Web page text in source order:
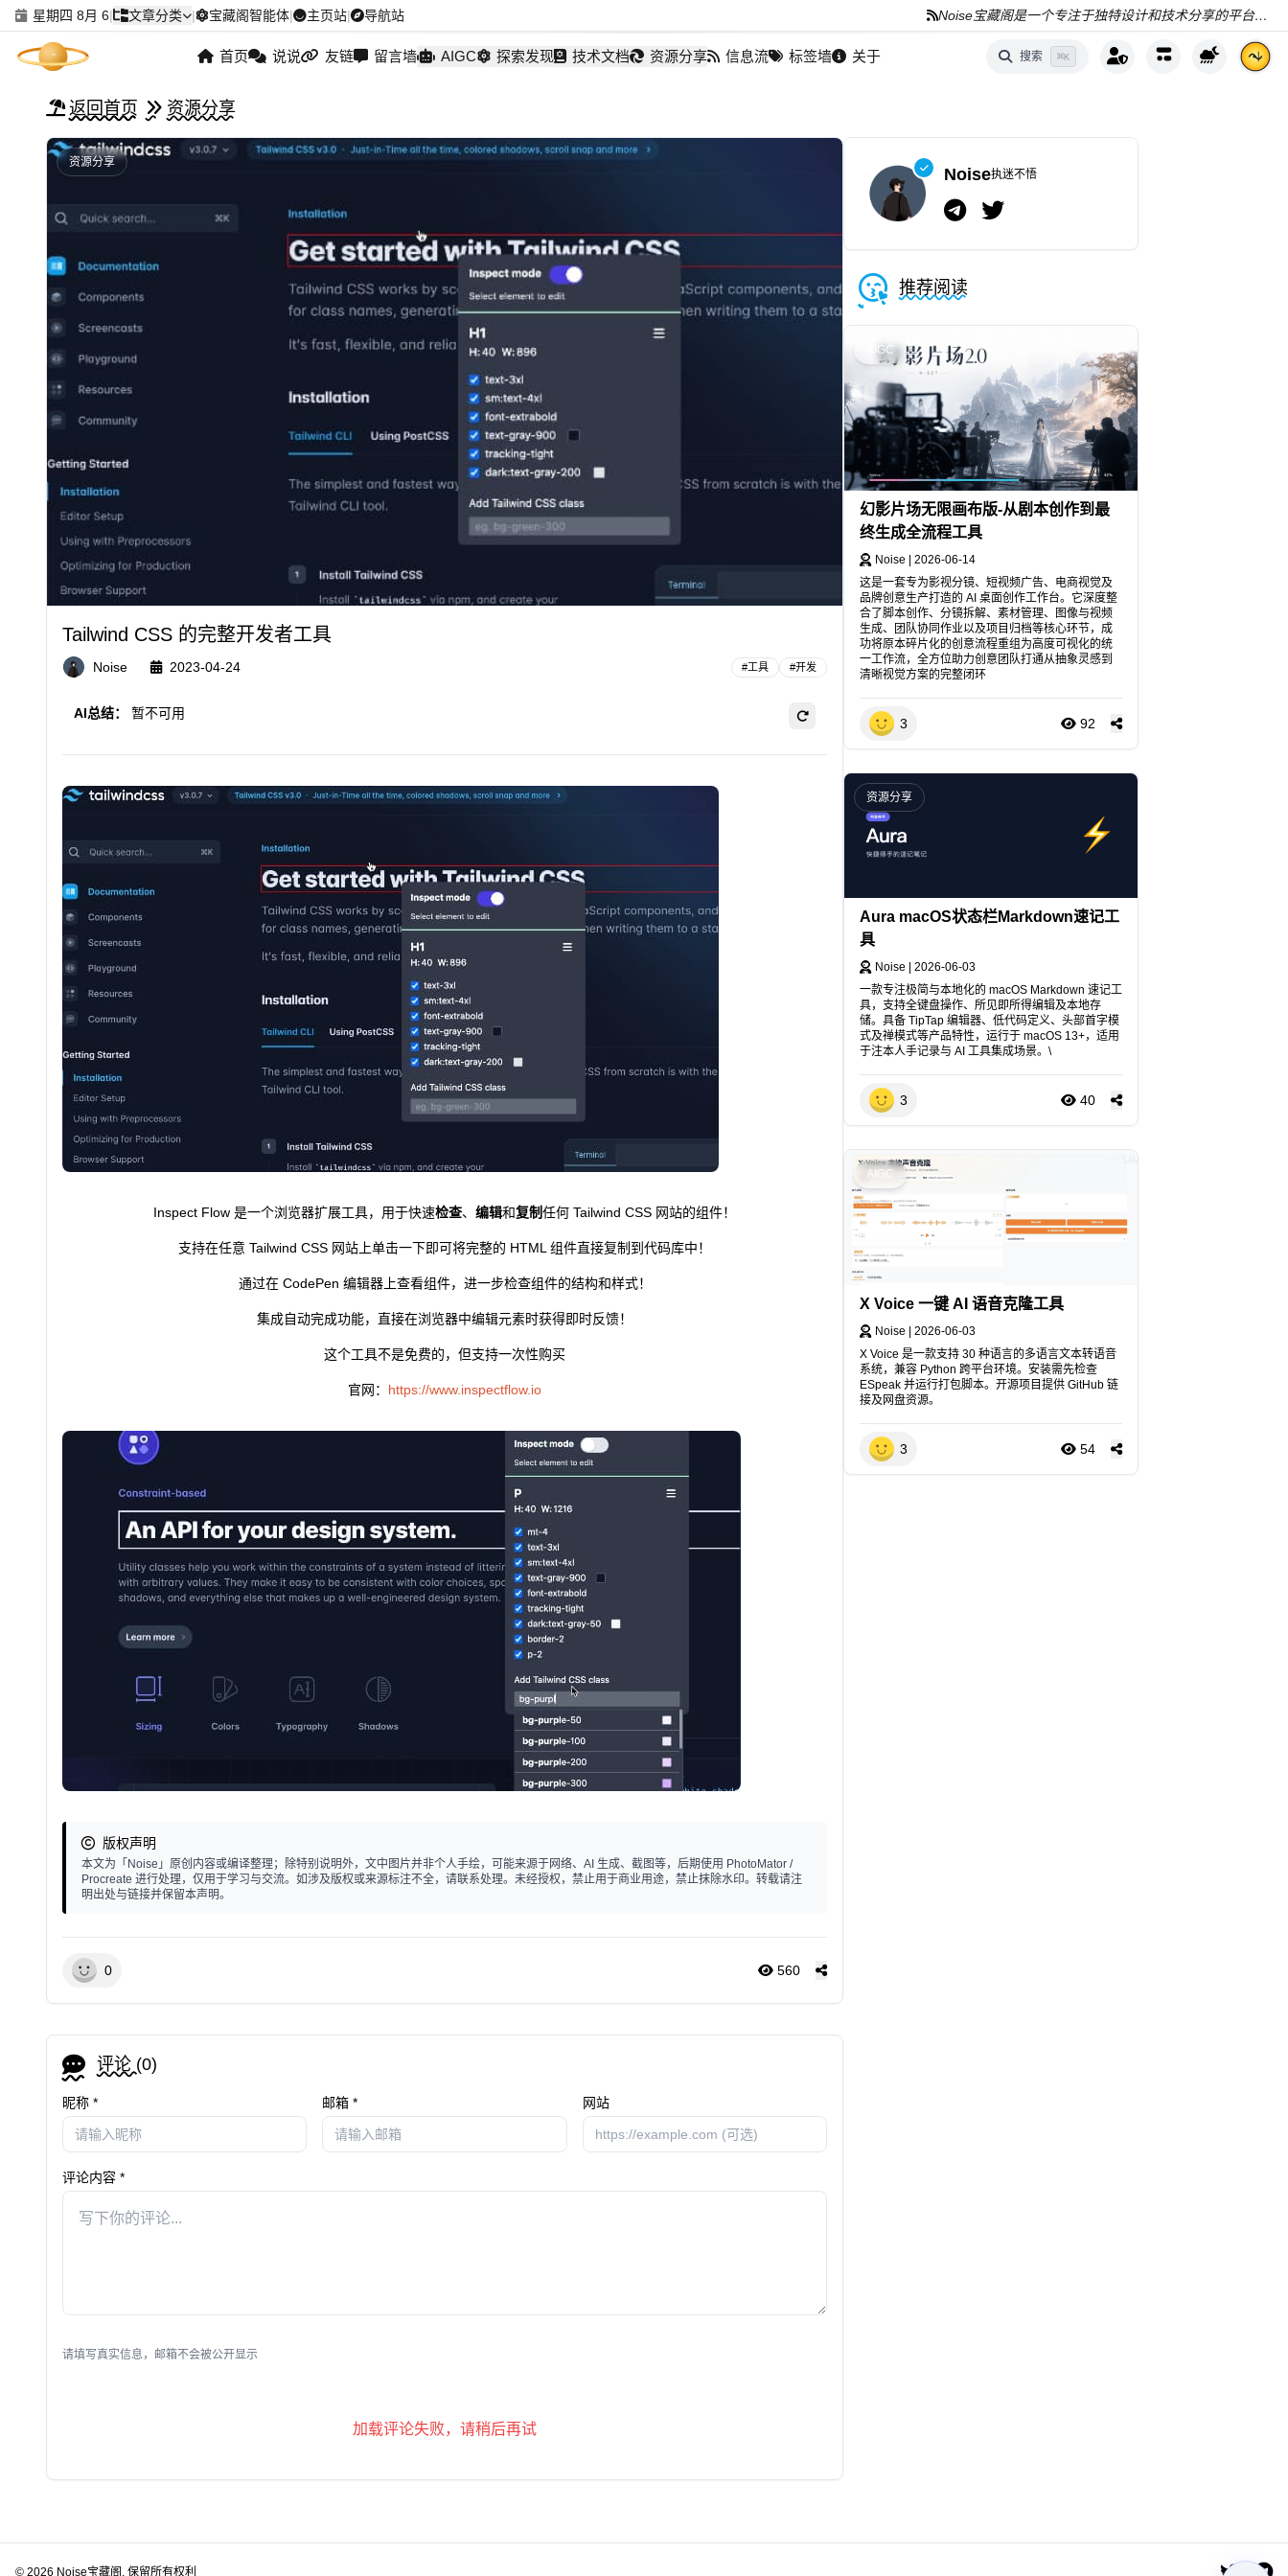
星期四 8月 6| 文章分类 | 宝藏阁智能体| 主页站| 导航站 Noise宝藏阁是一个专注于独特设计和技术分享的平台，分享AI、编程和资源
首页 说说 友链 留言墙 AIGC 探索发现 技术文档 资源分享 信息流 标签墙 关于 搜索 ⌘K
返回首页 资源分享
资源分享
Tailwind CSS 的完整开发者工具
Noise 2023-04-24 #工具 #开发
AI总结： 暂不可用
Inspect Flow 是一个浏览器扩展工具，用于快速检查、 编辑和复制任何 Tailwind CSS 网站的组件！
支持在任意 Tailwind CSS 网站上单击一下即可将完整的 HTML 组件直接复制到代码库中！
通过在 CodePen 编辑器上查看组件，进一步检查组件的结构和样式！
集成自动完成功能，直接在浏览器中编辑元素时获得即时反馈！
这个工具不是免费的，但支持一次性购买
官网： https://www.inspectflow.io
版权声明
本文为「Noise」原创内容或编译整理；除特别说明外，文中图片并非个人手绘，可能来源于网络、AI 生成、截图等，后期使用 PhotoMator /
Procreate 进行处理，仅用于学习与交流。如涉及版权或来源标注不全，请联系处理。未经授权，禁止用于商业用途，禁止抹除水印。转载请注
明出处与链接并保留本声明。
0 560
评论 (0)
昵称 * 邮箱 * 网站
评论内容 *
请填写真实信息，邮箱不会被公开显示
加载评论失败，请稍后再试
Noise执迷不悟
推荐阅读
AIGC
幻影片场无限画布版-从剧本创作到最
终生成全流程工具
Noise
2026-06-14
这是一套专为影视分镜、短视频广告、电商视觉及
品牌创意生产打造的 AI 桌面创作工作台。它深度整
合了脚本创作、分镜拆解、素材管理、图像与视频
生成、团队协同作业以及项目归档等核心环节，成
功将原本碎片化的创意流程重组为高度可视化的统
一工作流，全方位助力创意团队打通从抽象灵感到
清晰视觉方案的完整闭环
3 92
资源分享
Aura macOS状态栏Markdown速记工
具
Noise
2026-06-03
一款专注极简与本地化的 macOS Markdown 速记工
具，支持全键盘操作、所见即所得编辑及本地存
储。具备 TipTap 编辑器、低代码定义、头部首字模
式及禅模式等产品特性，运行于 macOS 13+，适用
于注本人手记录与 AI 工具集成场景。\
3 40
AIGC
X Voice 一键 AI 语音克隆工具
Noise
2026-06-03
X Voice 是一款支持 30 种语言的多语言文本转语音
系统，兼容 Python 跨平台环境。安装需先检查
ESpeak 并运行打包脚本。开源项目提供 GitHub 链
接及网盘资源。
3 54
© 2026 Noise宝藏阁. 保留所有权利